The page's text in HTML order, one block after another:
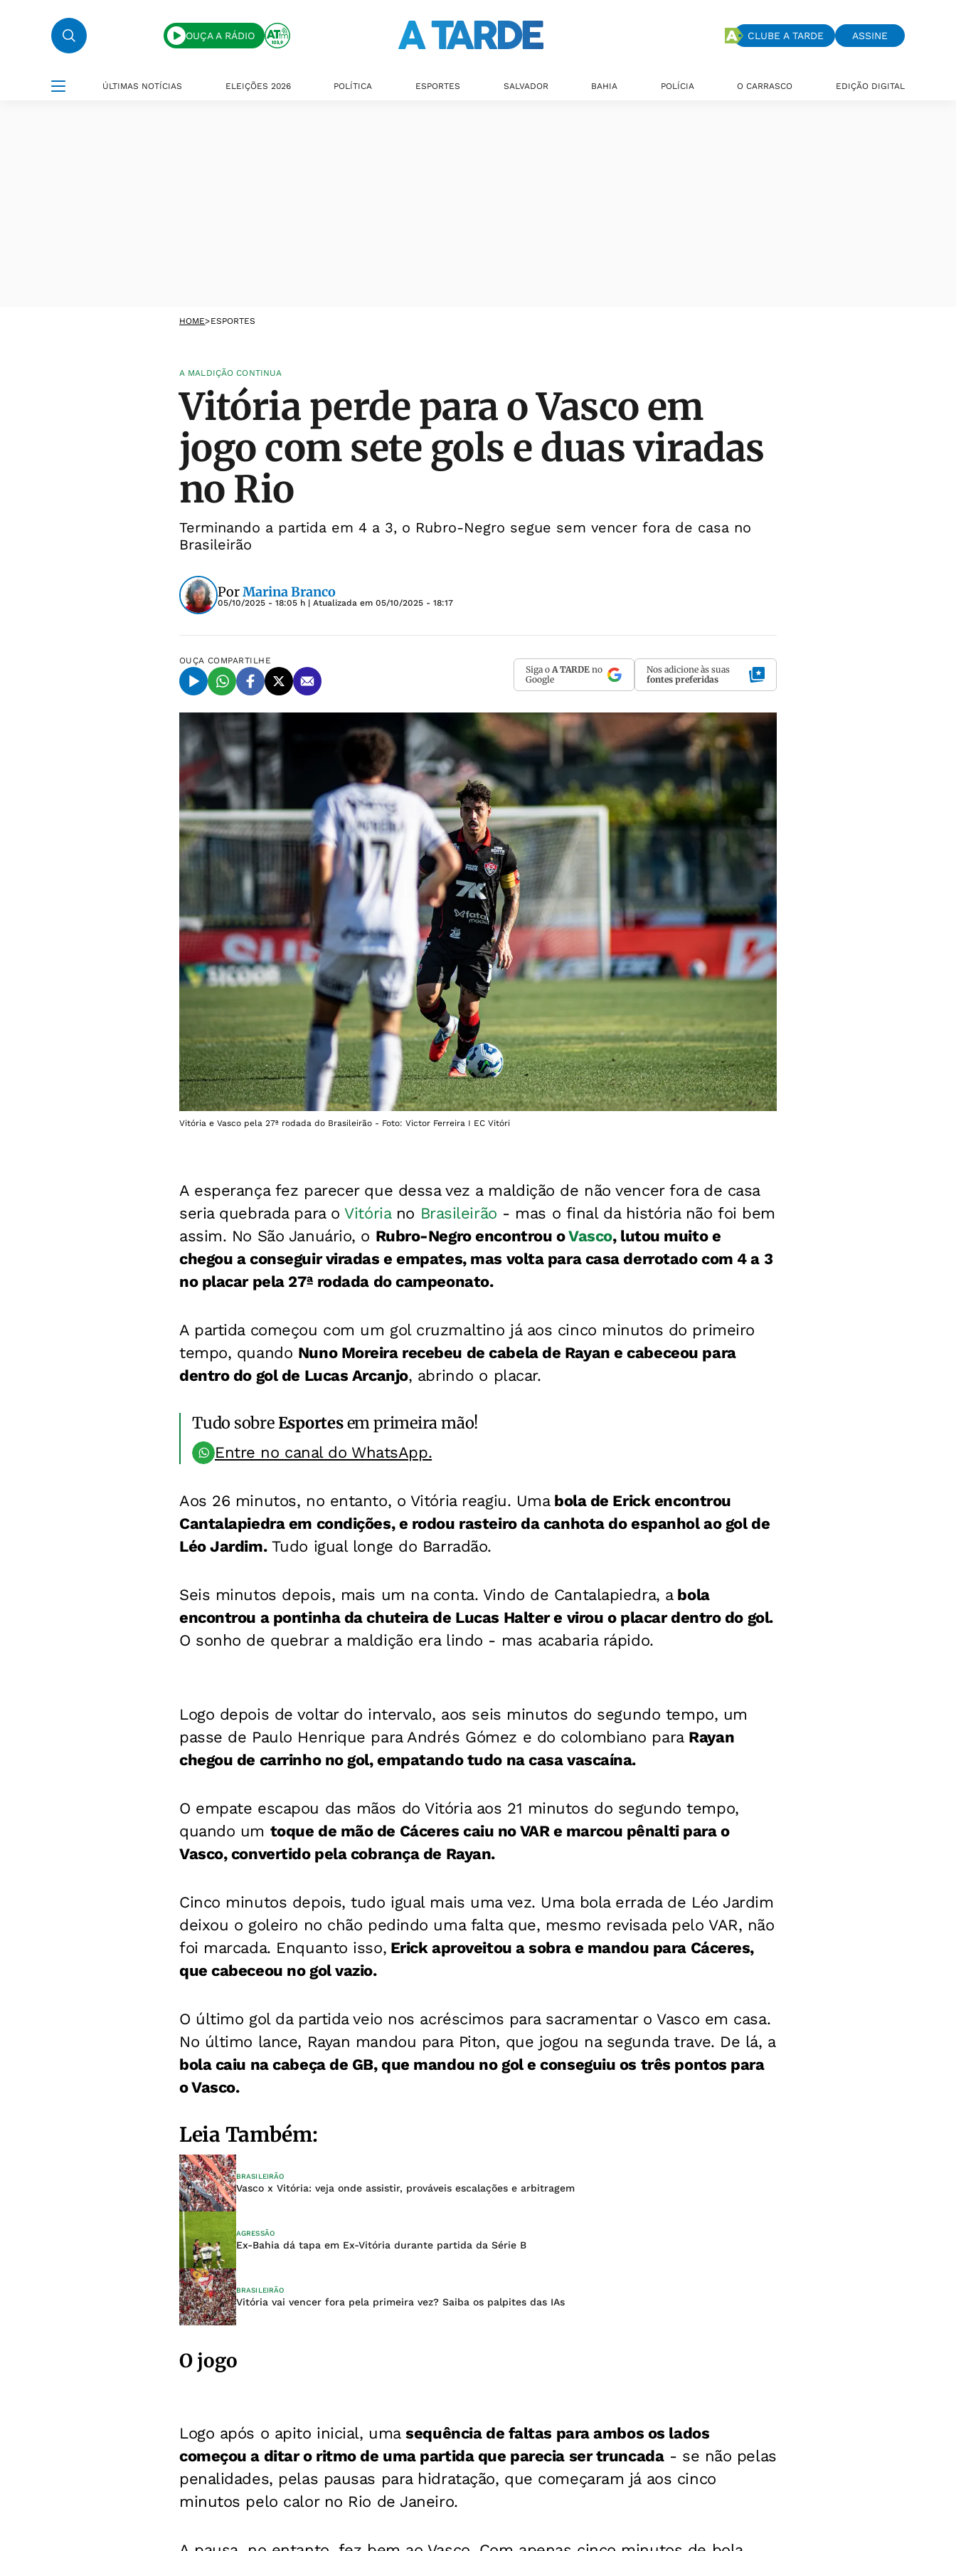
OUÇA A RÁDIO CLUBE A TARDE ASSINE
ÚLTIMAS NOTÍCIAS ELEIÇÕES 2026 POLÍTICA ESPORTES SALVADOR BAHIA POLÍCIA O CARRASCO EDIÇÃO DIGITAL
HOME>ESPORTES
A MALDIÇÃO CONTINUA
Vitória perde para o Vasco em
jogo com sete gols e duas viradas
no Rio
Terminando a partida em 4 a 3, o Rubro-Negro segue sem vencer fora de casa no
Brasileirão
PorMarina Branco
05/10/2025 - 18:05 h | Atualizada em 05/10/2025 - 18:17
OUÇA COMPARTILHE
Siga o A TARDE no
Google
Nos adicione às suas
fontes preferidas
Vitória e Vasco pela 27ª rodada do Brasileirão - Foto: Victor Ferreira I EC Vitóri
A esperança fez parecer que dessa vez a maldição de não vencer fora de casa
seria quebrada para oVitóriano Brasileirão - mas o final da história não foi bem
assim. No São Januário, o Rubro-Negro encontrou oVasco, lutou muito e
chegou a conseguir viradas e empates, mas volta para casa derrotado com 4 a 3
no placar pela 27ª rodada do campeonato.
A partida começou com um gol cruzmaltino já aos cinco minutos do primeiro
tempo, quando Nuno Moreira recebeu de cabela de Rayan e cabeceou para
dentro do gol de Lucas Arcanjo, abrindo o placar.
Tudo sobreEsportesem primeira mão!
Entre no canal do WhatsApp.
Aos 26 minutos, no entanto, o Vitória reagiu. Umabola de Erick encontrou
Cantalapiedra em condições, e rodou rasteiro da canhota do espanhol ao gol de
Léo Jardim.Tudo igual longe do Barradão.
Seis minutos depois, mais um na conta. Vindo de Cantalapiedra, abola
encontrou a pontinha da chuteira de Lucas Halter e virou o placar dentro do gol.
O sonho de quebrar a maldição era lindo - mas acabaria rápido.
Logo depois de voltar do intervalo, aos seis minutos do segundo tempo, um
passe de Paulo Henrique para Andrés Gómez e do colombiano para Rayan
chegou de carrinho no gol, empatando tudo na casa vascaína.
O empate escapou das mãos do Vitória aos 21 minutos do segundo tempo,
quando um toque de mão de Cáceres caiu no VAR e marcou pênalti para o
Vasco, convertido pela cobrança de Rayan.
Cinco minutos depois, tudo igual mais uma vez. Uma bola errada de Léo Jardim
deixou o goleiro no chão pedindo uma falta que, mesmo revisada pelo VAR, não
foi marcada. Enquanto isso, Erick aproveitou a sobra e mandou para Cáceres,
que cabeceou no gol vazio.
O último gol da partida veio nos acréscimos para sacramentar o Vasco em casa.
No último lance, Rayan mandou para Piton, que jogou na segunda trave. De lá, a
bola caiu na cabeça de GB, que mandou no gol e conseguiu os três pontos para
o Vasco.
Leia Também:
BRASILEIRÃO
Vasco x Vitória: veja onde assistir, prováveis escalações e arbitragem
AGRESSÃO
Ex-Bahia dá tapa em Ex-Vitória durante partida da Série B
BRASILEIRÃO
Vitória vai vencer fora pela primeira vez? Saiba os palpites das IAs
O jogo
Logo após o apito inicial, umasequência de faltas para ambos os lados
começou a ditar o ritmo de uma partida que parecia ser truncada- se não pelas
penalidades, pelas pausas para hidratação, que começaram já aos cinco
minutos pelo calor no Rio de Janeiro.